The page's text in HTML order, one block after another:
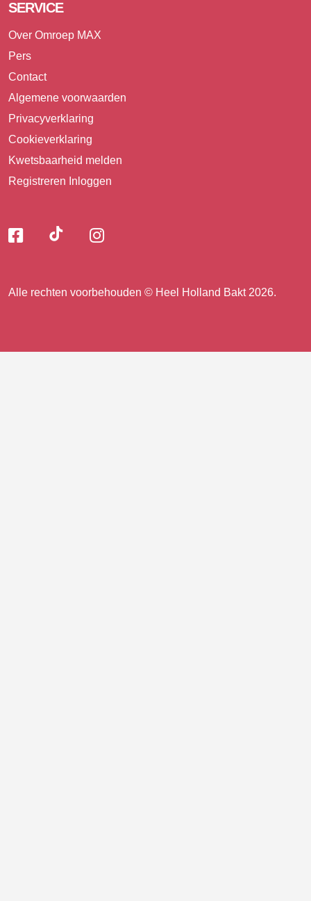
SERVICE
Over Omroep MAX
Pers
Contact
Algemene voorwaarden
Privacyverklaring
Cookieverklaring
Kwetsbaarheid melden
Registreren Inloggen
Volg
ons
facebook
Volg
Volg
Alle rechten voorbehouden © Heel Holland Bakt 2026.